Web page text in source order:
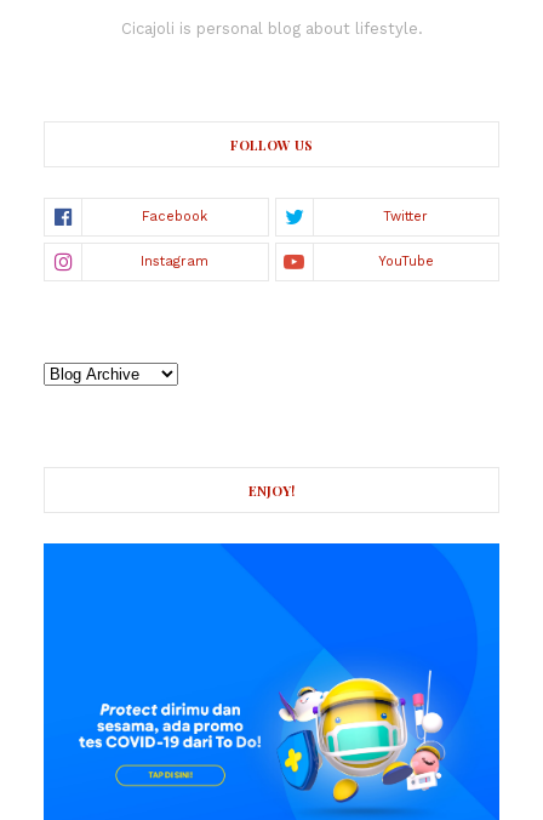
Cicajoli is personal blog about lifestyle.
FOLLOW US
ENJOY!